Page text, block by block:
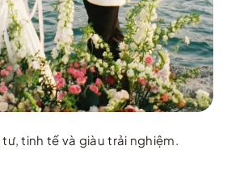
tinh tế và giàu trải nghiệm.